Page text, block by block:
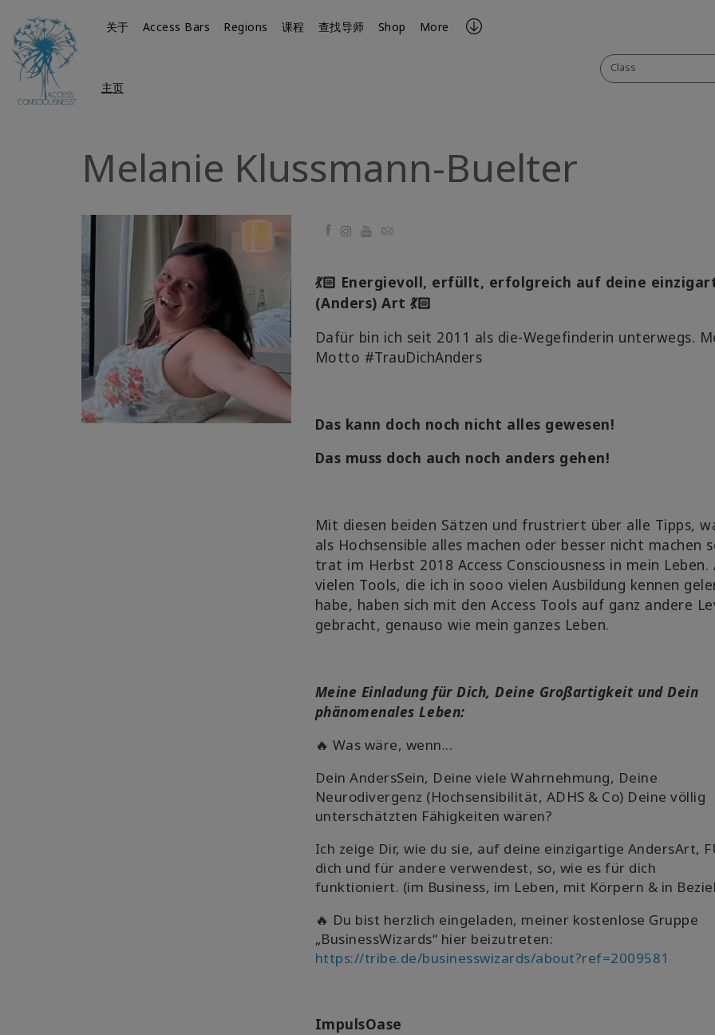
关于 Access Bars Regions 课程 查找导师 Shop More
Class
主页
Melanie Klussmann-Buelter
FacebookYouTube
Email
💃🏻 Energievoll, erfüllt, erfolgreich auf deine
(Anders) Art 💃🏻
Dafür bin ich seit 2011 als die-Wegefinderin unterwegs.
Motto #TrauDichAnders
Das kann doch noch nicht alles gewesen!
Das muss doch auch noch anders gehen!
Mit diesen beiden Sätzen und frustriert über alle Tipps,
als Hochsensible alles machen oder besser nicht machen
trat im Herbst 2018 Access Consciousness in mein Leben.
vielen Tools, die ich in sooo vielen Ausbildung kennen
habe, haben sich mit den Access Tools auf ganz andere
gebracht, genauso wie mein ganzes Leben.
Meine Einladung für Dich, Deine Großartigkeit und Dein
phänomenales Leben:
🔥 Was wäre, wenn...
Dein AndersSein, Deine viele Wahrnehmung, Deine
Neurodivergenz (Hochsensibilität, ADHS & Co) Deine völlig
unterschätzten Fähigkeiten wären?
Ich zeige Dir, wie du sie, auf deine einzigartige AndersArt,
dich und für andere verwendest, so, wie es für dich
funktioniert. (im Business, im Leben, mit Körpern & in
🔥 Du bist herzlich eingeladen, meiner kostenlose Gruppe
„BusinessWizards“ hier beizutreten:
https://tribe.de/businesswizards/about?ref=2009581
ImpulsOase